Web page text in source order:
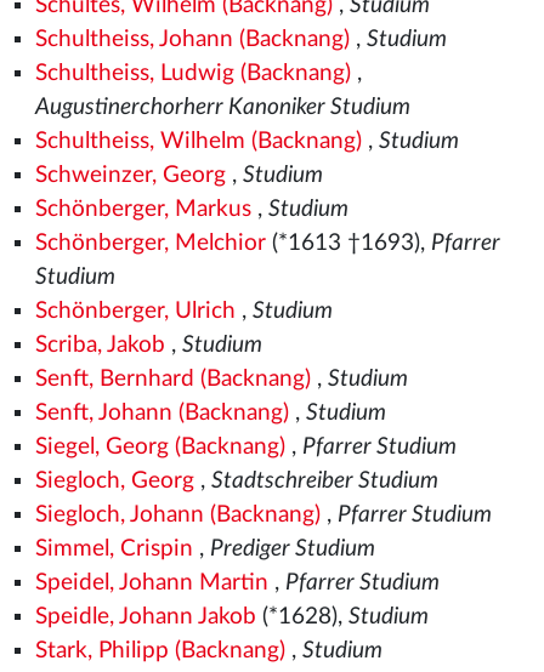
Schultes, Wilhelm (Backnang), Studium
Schultheiss, Johann (Backnang), Studium
Schultheiss, Ludwig (Backnang),
Augustinerchorherr Kanoniker Studium
Schultheiss, Wilhelm (Backnang), Studium
Schweinzer, Georg, Studium
Schönberger, Markus, Studium
Schönberger, Melchior(*1613 †1693), Pfarrer
Studium
Schönberger, Ulrich , Studium
Scriba, Jakob , Studium
Senft, Bernhard (Backnang), Studium
Senft, Johann (Backnang), Studium
Siegel, Georg (Backnang), Pfarrer Studium
Siegloch, Georg, Stadtschreiber Studium
Siegloch, Johann (Backnang), Pfarrer Studium
Simmel, Crispin , Prediger Studium
Speidel, Johann Martin , Pfarrer Studium
Speidle, Johann Jakob (*1628), Studium
Stark, Philipp (Backnang), Studium